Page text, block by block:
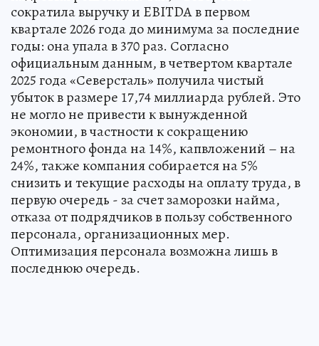
сократила выручку и EBITDA в первом
квартале 2026 года до минимума за последние
годы: она упала в 370 раз. Согласно
официальным данным, в четвертом квартале
2025 года «Северсталь» получила чистый
убыток в размере 17,74 миллиарда рублей. Это
не могло не привести к вынужденной
экономии, в частности к сокращению
ремонтного фонда на 14%, капвложений – на
24%, также компания собирается на 5%
снизить и текущие расходы на оплату труда, в
первую очередь - за счет заморозки найма,
отказа от подрядчиков в пользу собственного
персонала, организационных мер.
Оптимизация персонала возможна лишь в
последнюю очередь.